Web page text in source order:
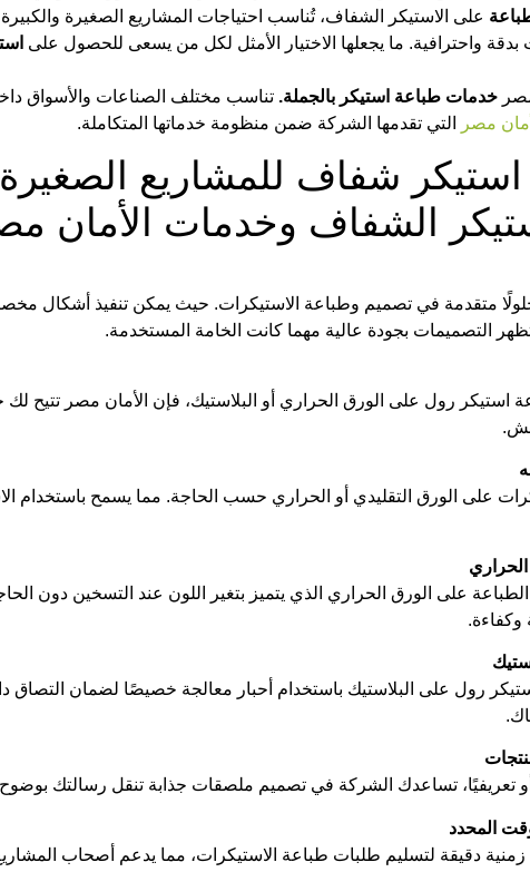
على الاستيكر الشفاف، تُناسب احتياجات المشاريع الصغيرة
واحترافية. ما يجعلها الاختيار الأمثل لكل من يسعى للحصول على
خدمات طباعة استيكر بالجملة. تناسب مختلف الصناعات والأسواق
مصر التي تقدمها الشركة ضمن منظومة خدماتها المتكاملة.
الشفاف وخدمات الأمان
متقدمة في تصميم وطباعة الاستيكرات. حيث يمكن تنفيذ أشكال
تظهر التصميمات بجودة عالية مهما كانت الخامة المستخدمة.
استيكر رول على الورق الحراري أو البلاستيك، فإن الأمان مصر تتيح
على الورق التقليدي أو الحراري حسب الحاجة. مما يسمح باستخدام
الحراري
على الورق الحراري الذي يتميز بتغير اللون عند التسخين دون
وكفاءة.
رول على البلاستيك باستخدام أحبار معالجة خصيصًا لضمان التصاق
تعريفيًا، تساعدك الشركة في تصميم ملصقات جذابة تنقل رسالتك
المحدد
دقيقة لتسليم طلبات طباعة الاستيكرات، مما يدعم أصحاب